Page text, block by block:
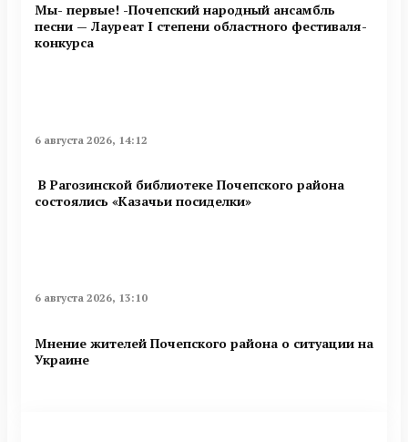
Мы- первые! -Почепский народный ансамбль
песни — Лауреат I степени областного фестиваля-
конкурса
6 августа 2026, 14:12
В Рагозинской библиотеке Почепского района
состоялись «Казачьи посиделки»
6 августа 2026, 13:10
Мнение жителей Почепского района о ситуации на
Украине